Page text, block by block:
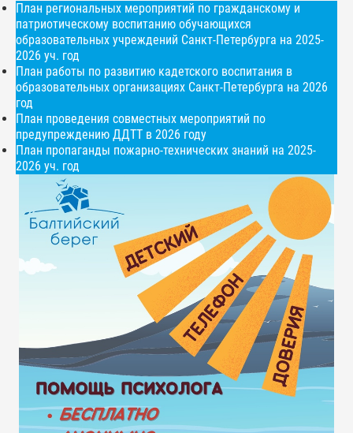
План региональных мероприятий по гражданскому и
патриотическому воспитанию обучающихся
образовательных учреждений Санкт-Петербурга на 2025-
2026 уч. год
План работы по развитию кадетского воспитания в
образовательных организациях Санкт-Петербурга на 2026
год
План проведения совместных мероприятий по
предупреждению ДДТТ в 2026 году
План пропаганды пожарно-технических знаний на 2025-
2026 уч. год